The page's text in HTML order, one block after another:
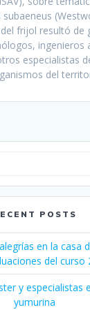
frijol resultó de
ingenieros
especialistas
del
POSTS
en la casa
del curso
y especialistas
yumurina